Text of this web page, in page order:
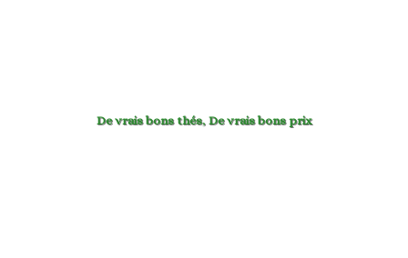
De vrais bons thés, De vrais bons prix